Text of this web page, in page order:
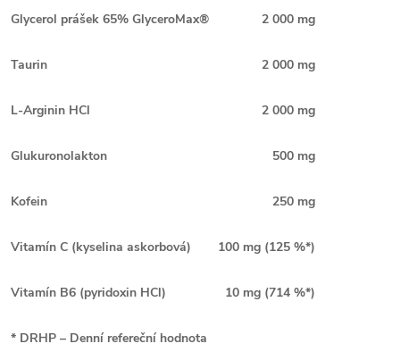
Glycerol prášek 65% GlyceroMax® 2 000 mg
Taurin 2 000 mg
L-Arginin HCl 2 000 mg
Glukuronolakton 500 mg
Kofein 250 mg
Vitamín C (kyselina askorbová) 100 mg (125 %*)
Vitamín B6 (pyridoxin HCl) 10 mg (714 %*)
* DRHP – Denní refereční hodnota